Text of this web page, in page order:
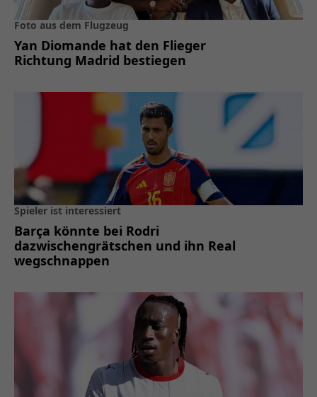
Foto aus dem Flugzeug
Yan Diomande hat den Flieger
Richtung Madrid bestiegen
Spieler ist interessiert
Barça könnte bei Rodri
dazwischengrätschen und ihn Real
wegschnappen